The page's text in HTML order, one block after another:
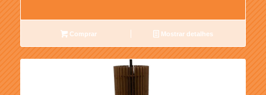
Comprar Mostrar detalhes